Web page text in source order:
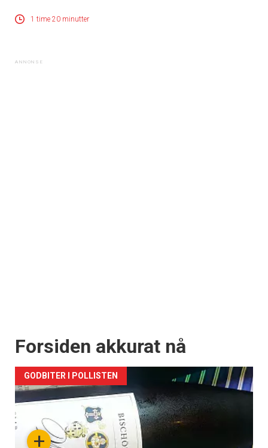
1 time 20 minutter
Forsiden akkurat nå
+
GODBITER I POLLISTEN